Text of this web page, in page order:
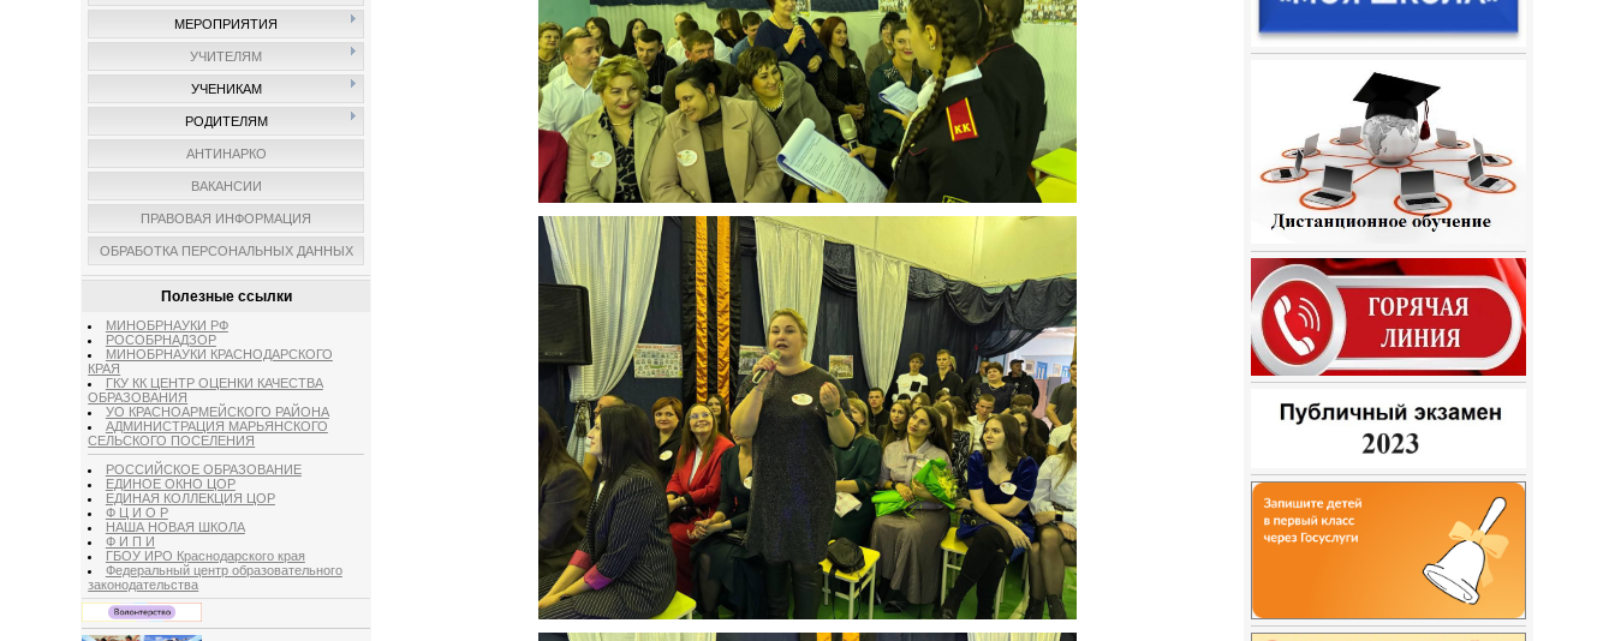
МЕРОПРИЯТИЯ
УЧИТЕЛЯМ
УЧЕНИКАМ
РОДИТЕЛЯМ
АНТИНАРКО
ВАКАНСИИ
ПРАВОВАЯ ИНФОРМАЦИЯ
ОБРАБОТКА ПЕРСОНАЛЬНЫХ ДАННЫХ
Полезные ссылки
МИНОБРНАУКИ РФ
РОСОБРНАДЗОР
МИНОБРНАУКИ КРАСНОДАРСКОГО
КРАЯ
ГКУ КК ЦЕНТР ОЦЕНКИ КАЧЕСТВА
ОБРАЗОВАНИЯ
УО КРАСНОАРМЕЙСКОГО РАЙОНА
АДМИНИСТРАЦИЯ МАРЬЯНСКОГО
СЕЛЬСКОГО ПОСЕЛЕНИЯ
РОССИЙСКОЕ ОБРАЗОВАНИЕ
ЕДИНОЕ ОКНО ЦОР
ЕДИНАЯ КОЛЛЕКЦИЯ ЦОР
Ф Ц И О Р
НАША НОВАЯ ШКОЛА
Ф И П И
ГБОУ ИРО Краснодарского края
Федеральный центр образовательного
законодательства